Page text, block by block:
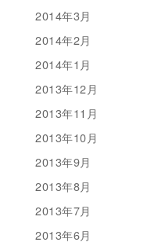
2014年3月
2014年2月
2014年1月
2013年12月
2013年11月
2013年10月
2013年9月
2013年8月
2013年7月
2013年6月